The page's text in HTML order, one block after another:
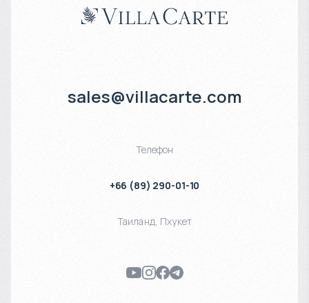
sales@villacarte.com
Телефон
+66 (89) 290-01-10
Таиланд, Пхукет